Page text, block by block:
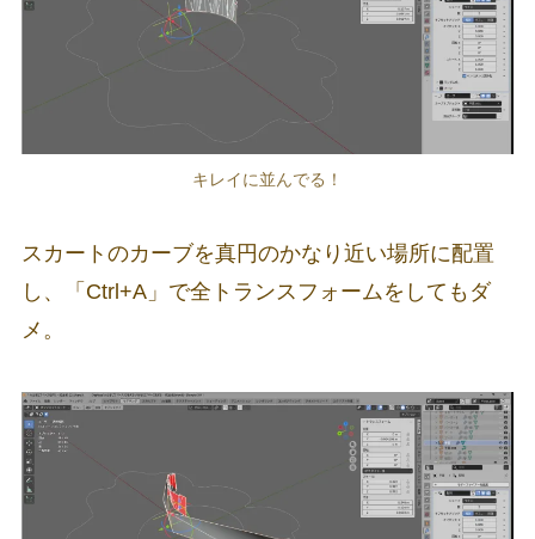
キレイに並んでる！
スカートのカーブを真円のかなり近い場所に配置
し、「Ctrl+A」で全トランスフォームをしてもダ
メ。